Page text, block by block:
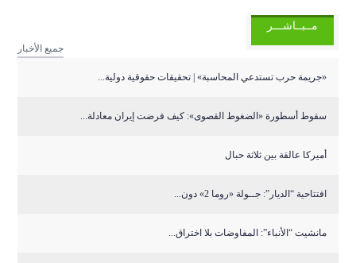
مــبــاشـــر
جميع الأخبار
«جريمة حرب تستدعي المحاسبة» | تحقيقات حقوقية دولية...
سقوط أسطورة «الضغوط القصوى»: كيف فرضت إيران معادلة...
أميركا عالقة بين ثلاثة حبال
افتتاحية “الديار”: جــولة «روما 2» دون...
مانشيت “الأنباء”: المفاوضات بلا اختراق...